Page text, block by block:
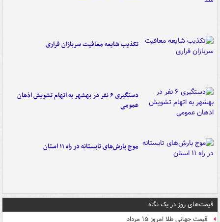
تکذیب شایعه معافیت سربازان فراری
دستگیری ۶ نفر در بهشهر به اتهام تشویش اذهان
عمومی
موج بارش‌های تابستانه در راه ۱۱ استان
قیمت‌های روز در یک نگاه
قیمت جهانی طلا امروز ۱۵ مرداد